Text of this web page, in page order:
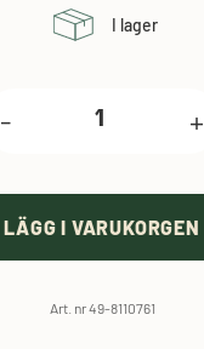
I lager
- +
LÄGG I VARUKORGEN
Art. nr 49-8110761